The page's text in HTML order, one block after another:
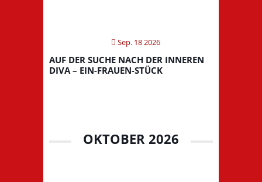
Sep. 18 2026
AUF DER SUCHE NACH DER INNEREN
DIVA – EIN-FRAUEN-STÜCK
OKTOBER 2026